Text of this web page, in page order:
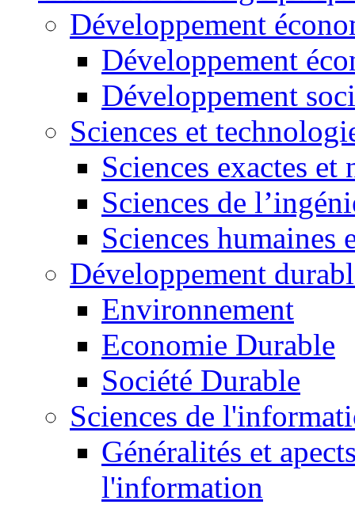
Développement
Développement
Développement
Sciences et
Sciences exactes et
Sciences de
Sciences humaines
Développement
Environnement
Economie Durable
Société Durable
Sciences de
Généralités et
l'information